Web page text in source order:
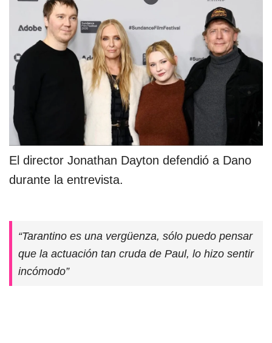
El director Jonathan Dayton defendió a Dano
durante la entrevista.
“Tarantino es una vergüenza, sólo puedo pensar
que la actuación tan cruda de Paul, lo hizo sentir
incómodo”